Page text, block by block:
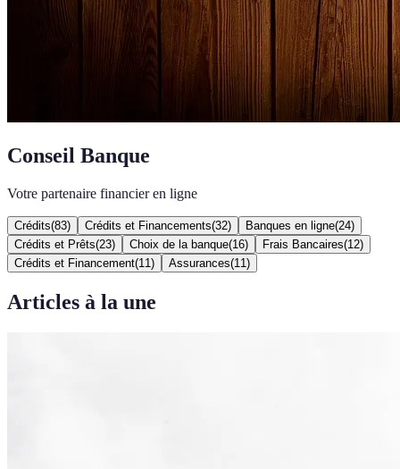
Conseil Banque
Votre partenaire financier en ligne
Crédits(83) Crédits et Financements(32) Banques en ligne(24)
Crédits et Prêts(23) Choix de la banque(16) Frais Bancaires(12)
Crédits et Financement(11 ) Assurances(11 )
Articles à la une